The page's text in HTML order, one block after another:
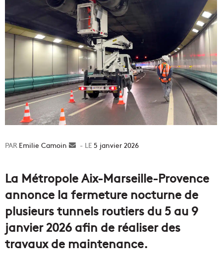
Emilie Camoin
Envoyer5 janvier 2026
La Métropole Aix-Marseille-Provence
annonce la fermeture nocturne de
plusieurs tunnels routiers du 5 au 9
janvier 2026 afin de réaliser des
travaux de maintenance.